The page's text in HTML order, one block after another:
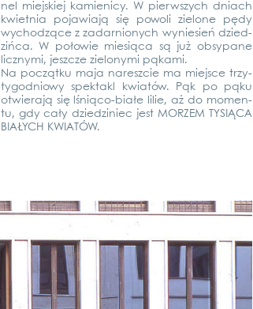
nel mie­js­kiej kamie­ni­cy. W pierws­zych dniach
kwiet­nia poja­wia­ją się powo­li zie­lo­ne pędy
wychod­zące z zadar­nionych wynie­sień dzied­
ziń­ca. W poło­wie mie­sią­ca są już obsy­pane
licz­ny­mi, jeszc­ze zie­l­ony­mi pąka­mi.
Na poc­ząt­ku maja nare­szcie ma mie­j­s­ce trzy­
ty­god­nio­wy spek­takl kwia­tów. Pąk po pąku
otwie­ra­ją się lśnią­co-białe lilie, aż do momen­
tu, gdy cały dzied­zi­niec jest MOR­ZEM TYSIĄ­CA
BIAŁYCH KWIA­TÓW.